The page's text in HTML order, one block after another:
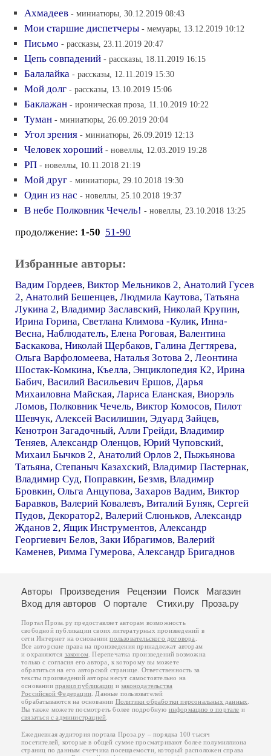
Ахмадеев - миниатюры, 30.12.2019 08:43
Мои старшие диспетчеры - мемуары, 13.12.2019 10:12
Письмо - рассказы, 23.11.2019 20:47
Цепь совпадений - рассказы, 18.11.2019 16:15
Балалайка - рассказы, 12.11.2019 15:30
Мой долг - рассказы, 13.10.2019 15:06
Баклажан - ироническая проза, 11.10.2019 10:22
Туман - миниатюры, 26.09.2019 20:04
Угол зрения - миниатюры, 26.09.2019 12:13
Человек хороший - новеллы, 12.03.2019 19:28
РП - новеллы, 10.11.2018 21:19
Мой друг - миниатюры, 29.10.2018 19:30
Один из нас - новеллы, 25.10.2018 19:37
В небе Полковник Чечель! - новеллы, 23.10.2018 13:25
продолжение: 1-50 51-90
Избранные авторы:
Вадим Гордеев, Виктор Мельников 2, Анатолий Гусев
2, Анатолий Бешенцев, Людмила Каутова, Татьяна
Лукина 2, Владимир Заславский, Николай Крупин,
Ирина Горина, Светлана Климова -Кулик, Инна-
Весна, Наблюдателъ, Елена Роговая, Валентина
Баскакова, Николай Щербаков, Галина Дегтярева,
Ольга Варфоломеева, Наталья Зотова 2, Леонтина
Шостак-Комкина, Къелла, Энциклопедия К2, Ирина
Бабич, Василий Васильевич Ершов, Дарья
Михаиловна Майская, Лариса Еланская, Виорэль
Ломов, Полковник Чечель, Виктор Комосов, Пилот
Шевчук, Алексей Василишин, Эдуард Зайцев,
Кенотрон Загадочный, Алли Грейди, Владимир
Теняев, Александр Оленцов, Юрий Чуповский,
Михаил Бычков 2, Анатолий Орлов 2, Пыжьянова
Татьяна, Степаныч Казахский, Владимир Пастернак,
Владимир Суд, Поправкин, Безмв, Владимир
Бровкин, Ольга Анцупова, Захаров Вадим, Виктор
Баравков, Валерий Ковалевъ, Виталий Буняк, Сергей
Пудов, Декоратор2, Валерий Слюньков, Александр
Жданов 2, Ящик Инструментов, Александр
Георгиевич Белов, Заки Ибрагимов, Валерий
Каменев, Римма Гумерова, Александр Бригаднов
Авторы Произведения Рецензии Поиск
Магазин
Вход для авторов
О портале Стихи.ру Проза.ру
Портал Проза.ру предоставляет авторам возможность
свободной публикации своих литературных произведений в
сети Интернет на основаниипользовательского договора
Все авторские права на произведения принадлежат авторам
и охраняются законом . Перепечатка произведений возможна
только с согласия его автора, к которому вы можете
обратиться на его авторской странице. Ответственность за
тексты произведений авторы несут самостоятельно на
основанииправил публикации изаконодательства
Российской Федерации . Данные пользователей
обрабатываются на основании Политики обработки персональных данных
Вы также можете посмотреть более подробную информацию о портале и
связаться с администрацией
Ежедневная аудитория портала Проза.ру – порядка 100 тысяч
посетителей, которые в общей сумме просматривают более полумиллиона
страниц по данным счетчика посещаемости, который расположен справа